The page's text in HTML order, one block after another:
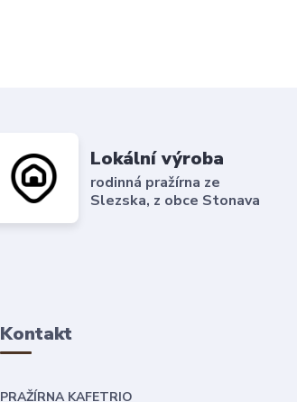
Lokální výroba
rodinná pražírna ze
Slezska, z obce Stonava
Kontakt
PRAŽÍRNA KAFETRIO